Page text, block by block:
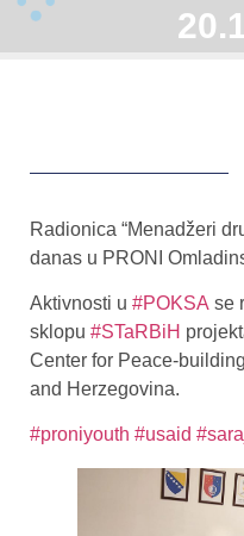
Radionica “Menadžeri
danas u PRONI
Aktivnosti u #POKSA se
sklopu #STaRBiH
Center for Peace-
and Herzegovina.
#proniyouth #usaid